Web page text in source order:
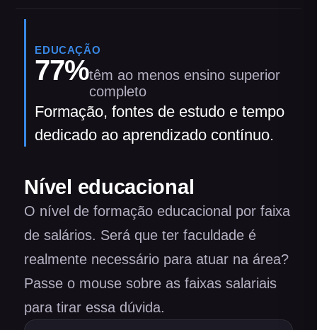
EDUCAÇÃO
77%têm ao menos ensino superior
completo
Formação, fontes de estudo e tempo
dedicado ao aprendizado contínuo.
Nível educacional
O nível de formação educacional por faixa
de salários. Será que ter faculdade é
realmente necessário para atuar na área?
Passe o mouse sobre as faixas salariais
para tirar essa dúvida.